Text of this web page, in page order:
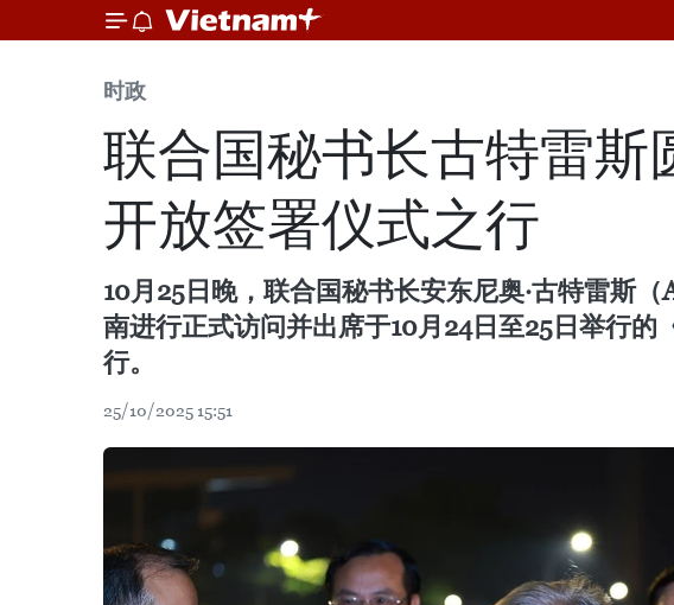
时政
联合国秘书长古特雷斯
开放签署仪式之行
10月25日晚，联合国秘书长安东尼奥·古特雷斯
南进行正式访问并出席于10月24日至25日举行
行。
25/10/2025 15:51